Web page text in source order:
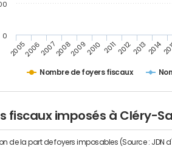
Nombre de foyers fiscaux
200520062007200820092010 2011201220132014
0
fiscaux imposés à Cléry-
de la part de foyers imposables (Source : JDN